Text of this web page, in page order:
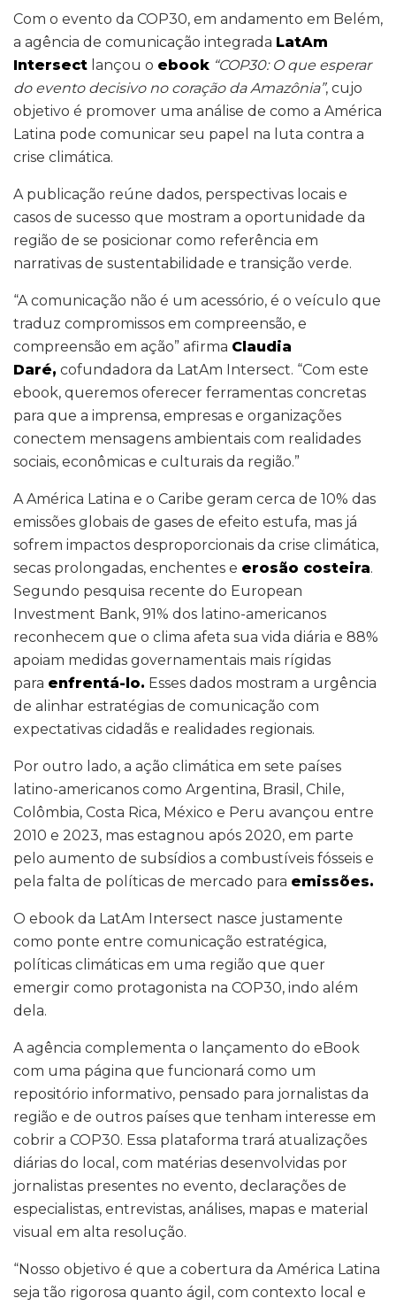
Com o evento da COP30, em andamento em Belém,
a agência de comunicação integrada LatAm
Intersect lançou o ebook “COP30: O que esperar
do evento decisivo no coração da Amazônia”, cujo
objetivo é promover uma análise de como a América
Latina pode comunicar seu papel na luta contra a
crise climática.
A publicação reúne dados, perspectivas locais e
casos de sucesso que mostram a oportunidade da
região de se posicionar como referência em
narrativas de sustentabilidade e transição verde.
“A comunicação não é um acessório, é o veículo que
traduz compromissos em compreensão, e
compreensão em ação” afirma Claudia
Daré, cofundadora da LatAm Intersect. “Com este
ebook, queremos oferecer ferramentas concretas
para que a imprensa, empresas e organizações
conectem mensagens ambientais com realidades
sociais, econômicas e culturais da região.”
A América Latina e o Caribe geram cerca de 10% das
emissões globais de gases de efeito estufa, mas já
sofrem impactos desproporcionais da crise climática,
secas prolongadas, enchentes e erosão costeira.
Segundo pesquisa recente do European
Investment Bank, 91% dos latino-americanos
reconhecem que o clima afeta sua vida diária e 88%
apoiam medidas governamentais mais rígidas
para enfrentá-lo. Esses dados mostram a urgência
de alinhar estratégias de comunicação com
expectativas cidadãs e realidades regionais.
Por outro lado, a ação climática em sete países
latino-americanos como Argentina, Brasil, Chile,
Colômbia, Costa Rica, México e Peru avançou entre
2010 e 2023, mas estagnou após 2020, em parte
pelo aumento de subsídios a combustíveis fósseis e
pela falta de políticas de mercado para emissões.
O ebook da LatAm Intersect nasce justamente
como ponte entre comunicação estratégica,
políticas climáticas em uma região que quer
emergir como protagonista na COP30, indo além
dela.
A agência complementa o lançamento do eBook
com uma página que funcionará como um
repositório informativo, pensado para jornalistas da
região e de outros países que tenham interesse em
cobrir a COP30. Essa plataforma trará atualizações
diárias do local, com matérias desenvolvidas por
jornalistas presentes no evento, declarações de
especialistas, entrevistas, análises, mapas e material
visual em alta resolução.
“Nosso objetivo é que a cobertura da América Latina
seja tão rigorosa quanto ágil, com contexto local e